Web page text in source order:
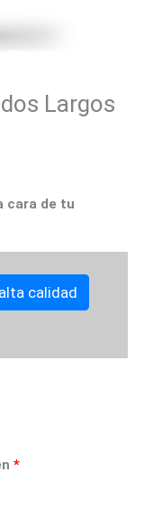
Largos
cara de tu
calidad
*